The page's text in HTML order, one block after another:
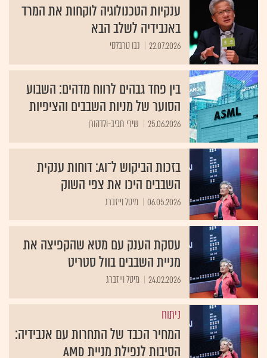
ענקיות הטכנולוגיה לוקחות את המרד
באנבידיה לשלב הבא
22.07.2026 נבו טרבלסי
בין פחד גבהים לרווח מדהים: השבוע
הסוער של מניות השבבים והציפיות
25.06.2026 שירי חביב-ולדהורן
בזכות הביקוש ל־AI: דוחות ענקית
השבבים היכו את צפי השוק
06.05.2026 מיטל וייזברג
עסקת הענק עם מטא שהקפיצה את
מניית השבבים בוול סטריט
24.02.2026 מיטל וייזברג
ניתוח
המחיר הכבד של התחרות עם אנבידיה:
הסיבות לנפילת מניית AMD